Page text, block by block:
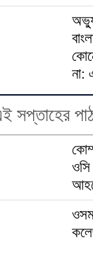
না:
সপ্তাহের